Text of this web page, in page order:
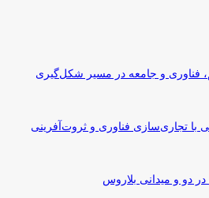
فناوری و جامعه در مسیر شکل‌گیری
با تجاری‌سازی فناوری و ثروت‌آفرینی
دو و میدانی بلاروس